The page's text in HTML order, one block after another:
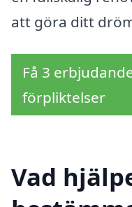
att göra ditt
Få 3
förpliktelser
Vad